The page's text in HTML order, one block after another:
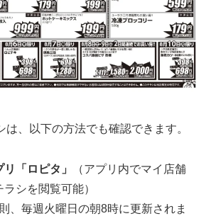
は、以下の方法でも確認できます。
「ロピタ」
（アプリ内でマイ店舗
シを閲覧可能）
、毎週火曜日の朝8時に更新されま